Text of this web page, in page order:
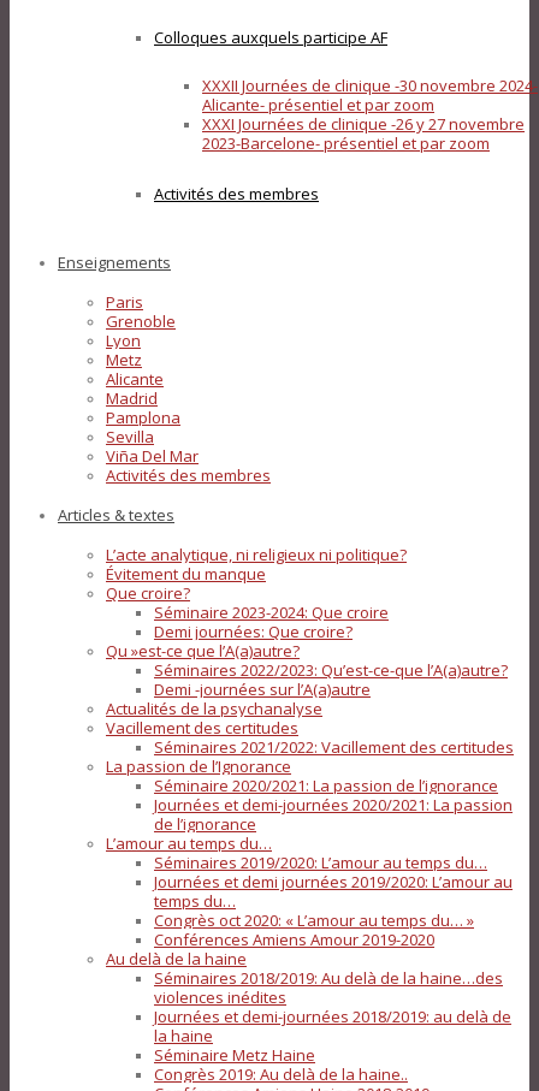
Colloques auxquels participe AF
XXXII Journées de clinique -30 novembre 2024-
Alicante- présentiel et par zoom
XXXI Journées de clinique -26 y 27 novembre
2023-Barcelone- présentiel et par zoom
Activités des membres
Enseignements
Paris
Grenoble
Lyon
Metz
Alicante
Madrid
Pamplona
Sevilla
Viña Del Mar
Activités des membres
Articles & textes
L’acte analytique, ni religieux ni politique?
Évitement du manque
Que croire?
Séminaire 2023-2024: Que croire
Demi journées: Que croire?
Qu »est-ce que l’A(a)autre?
Séminaires 2022/2023: Qu’est-ce-que l’A(a)autre?
Demi -journées sur l’A(a)autre
Actualités de la psychanalyse
Vacillement des certitudes
Séminaires 2021/2022: Vacillement des certitudes
La passion de l’Ignorance
Séminaire 2020/2021: La passion de l’ignorance
Journées et demi-journées 2020/2021: La passion
de l’ignorance
L’amour au temps du…
Séminaires 2019/2020: L’amour au temps du…
Journées et demi journées 2019/2020: L’amour au
temps du…
Congrès oct 2020: « L’amour au temps du… »
Conférences Amiens Amour 2019-2020
Au delà de la haine
Séminaires 2018/2019: Au delà de la haine…des
violences inédites
Journées et demi-journées 2018/2019: au delà de
la haine
Séminaire Metz Haine
Congrès 2019: Au delà de la haine..